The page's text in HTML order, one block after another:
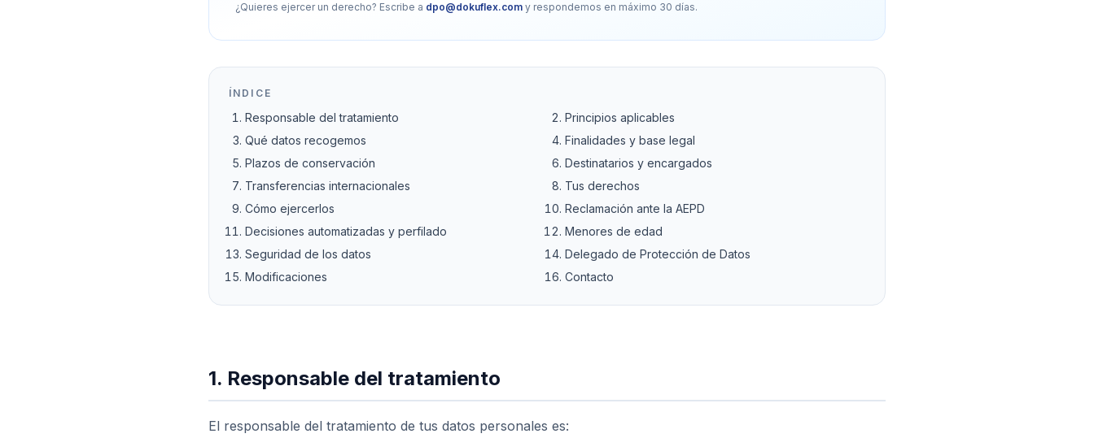
¿Quieres ejercer un derecho? Escribe a dpo@dokuflex.com y respondemos en máximo 30 días.
ÍNDICE
Responsable del tratamiento
Principios aplicables
Qué datos recogemos
Finalidades y base legal
Plazos de conservación
Destinatarios y encargados
Transferencias internacionales
Tus derechos
Cómo ejercerlos
Reclamación ante la AEPD
Decisiones automatizadas y perfilado
Menores de edad
Seguridad de los datos
Delegado de Protección de Datos
Modificaciones
Contacto
1. Responsable del tratamiento
El responsable del tratamiento de tus datos personales es: